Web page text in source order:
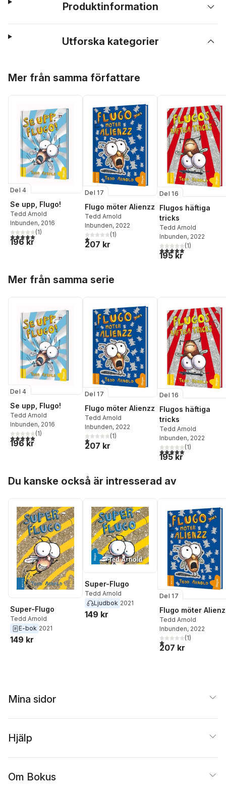
Produktinformation
Utforska kategorier
Mer från samma författare
Del 4
Se upp, Flugo!
Tedd Arnold
Inbunden, 2016
5,0utav 5 stjärnor. Totalt antal röster:
(1)
196 kr
Del 17
Flugo möter Alienzz
Tedd Arnold
Inbunden, 2022
1,0utav 5 stjärnor. Totalt antal röster:
(1)
207 kr
Del 16
Flugos häftiga
tricks
Tedd Arnold
Inbunden, 2022
5,0utav 5 stjärnor.
(1)
195 kr
Mer från samma serie
Del 4
Se upp, Flugo!
Tedd Arnold
Inbunden, 2016
5,0utav 5 stjärnor. Totalt antal röster:
(1)
196 kr
Del 17
Flugo möter Alienzz
Tedd Arnold
Inbunden, 2022
1,0utav 5 stjärnor. Totalt antal röster:
(1)
207 kr
Del 16
Flugos häftiga
tricks
Tedd Arnold
Inbunden, 2022
5,0utav 5 stjärnor.
(1)
195 kr
Du kanske också är intresserad av
Super-Flugo
Tedd Arnold
E-bok 2021
149 kr
Super-Flugo
Tedd Arnold
Ljudbok 2021
149 kr
Del 17
Flugo möter
Tedd Arnold
Inbunden, 2022
1,0utav 5 stjärnor.
(1)
207 kr
Mina sidor
Hjälp
Om Bokus